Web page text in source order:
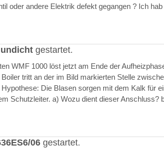
oder andere Elektrik defekt gegangen ? Ich
undicht gestartet.
WMF 1000 löst jetzt am Ende der
tritt an der im Bild markierten Stelle
Die Blasen sorgen mit dem Kalk für
Schutzleiter. a) Wozu dient dieser Anschluss?
06 gestartet.